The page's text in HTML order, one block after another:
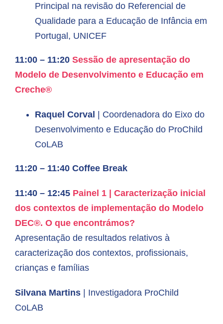
Principal na revisão do Referencial de
Qualidade para a Educação de Infância em
Portugal, UNICEF
11:00 – 11:20 Sessão de apresentação do
Modelo de Desenvolvimento e Educação em
Creche®
Raquel Corval | Coordenadora do Eixo do
Desenvolvimento e Educação do ProChild
CoLAB
11:20 – 11:40 Coffee Break
11:40 – 12:45 Painel 1 | Caracterização inicial
dos contextos de implementação do Modelo
DEC®. O que encontrámos?
Apresentação de resultados relativos à
caracterização dos contextos, profissionais,
crianças e famílias
Silvana Martins | Investigadora ProChild
CoLAB